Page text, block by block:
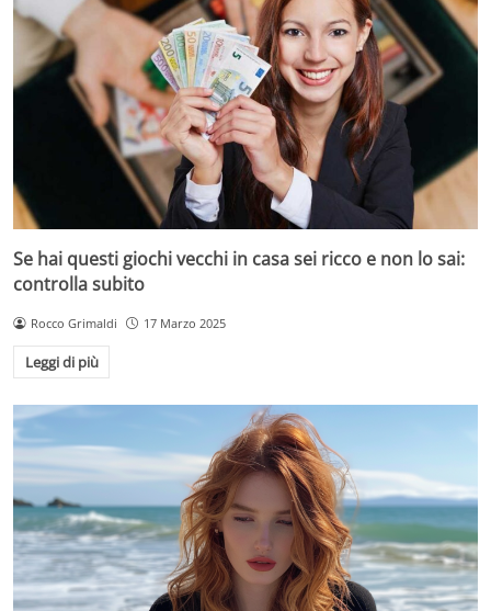
Se hai questi giochi vecchi in casa sei ricco e non lo sai:
controlla subito
Rocco Grimaldi 17 Marzo 2025
Leggi di più